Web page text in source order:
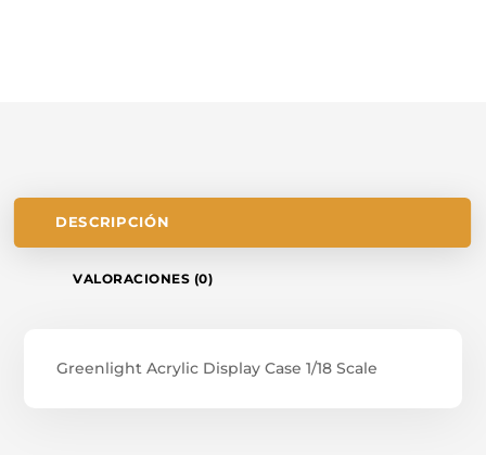
DESCRIPCIÓN
VALORACIONES (0)
Greenlight Acrylic Display Case 1/18 Scale